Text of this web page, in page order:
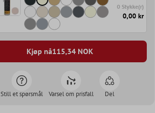
0 Stykke(r)
0,00 kr
Kjøp nå115,34 NOK
Still et spørsmål Varsel om prisfall Del